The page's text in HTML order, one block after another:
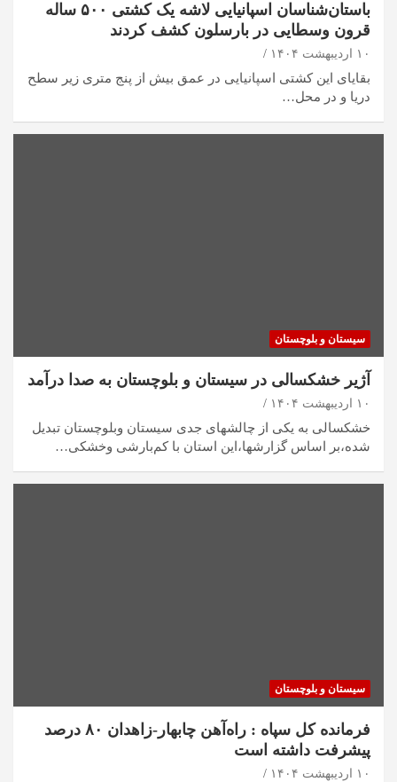
باستان‌شناسان اسپانیایی لاشه یک کشتی ۵۰۰ ساله
قرون وسطایی در بارسلون کشف کردند
۱۰ اردیبهشت ۱۴۰۴
بقایای این کشتی اسپانیایی در عمق بیش از پنج متری زیر سطح
دریا و در محل…
سیستان و بلوچستان
آژیر خشکسالی در سیستان و بلوچستان به صدا درآمد
۱۰ اردیبهشت ۱۴۰۴
خشکسالی به یکی از چالشهای جدی سیستان وبلوچستان تبدیل
شده،بر اساس گزارشها،این استان با کم‌بارشی وخشکی…
سیستان و بلوچستان
فرمانده کل سپاه : راه‌آهن چابهار-زاهدان ۸۰ درصد
پیشرفت داشته است
۱۰ اردیبهشت ۱۴۰۴